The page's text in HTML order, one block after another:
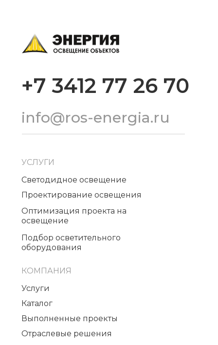
Отраслевые решения
Выполненные проекты
Каталог
Услуги
КОМПАНИЯ
УСЛУГИ
Светодидное освещение
Проектирование освещения
Оптимизация проекта на
освещение
Подбор осветительного
оборудования
info@ros-energia.ru
+7 3412 77 26 70